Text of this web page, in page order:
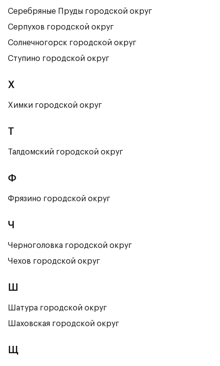
Серебряные Пруды городской округ
Серпухов городской округ
Солнечногорск городской округ
Ступино городской округ
Х
Химки городской округ
Талдомский городской округ
Ф
Фрязино городской округ
Ч
Черноголовка городской округ
Чехов городской округ
Ш
Шатура городской округ
Шаховская городской округ
Щ